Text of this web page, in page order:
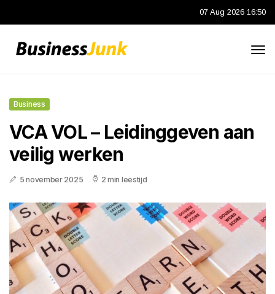
07 Aug 2026 16:50
Business
VCA VOL – Leidinggeven aan
veilig werken
5 november 2025 2 min leestijd